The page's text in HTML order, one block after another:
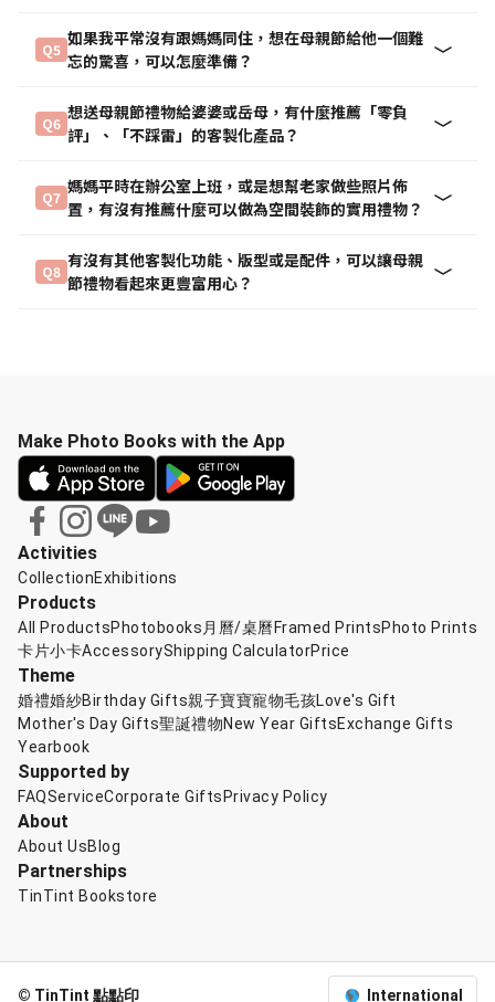
Q5
如果我平常沒有跟媽媽同住，想在母親節給他一個難
忘的驚喜，可以怎麼準備？
Q6
想送母親節禮物給婆婆或岳母，有什麼推薦「零負
評」、「不踩雷」的客製化產品？
Q7
媽媽平時在辦公室上班，或是想幫老家做些照片佈
置，有沒有推薦什麼可以做為空間裝飾的實用禮物？
Q8
有沒有其他客製化功能、版型或是配件，可以讓母親
節禮物看起來更豐富用心？
Activities
CollectionExhibitions
Products
All ProductsPhotobooks 月曆/桌曆 Framed PrintsPhoto Prints
卡片小卡AccessoryShipping CalculatorPrice
Theme
婚禮婚紗Birthday Gifts親子寶寶寵物毛孩Love's Gift
Mother's Day Gifts聖誕禮物New Year GiftsExchange Gifts
Yearbook
Supported by
FAQServiceCorporate Gifts Privacy Policy
About
About UsBlog
Partnerships
TinTint Bookstore
Make Photo Books with the App
© TinTint 點點印 International